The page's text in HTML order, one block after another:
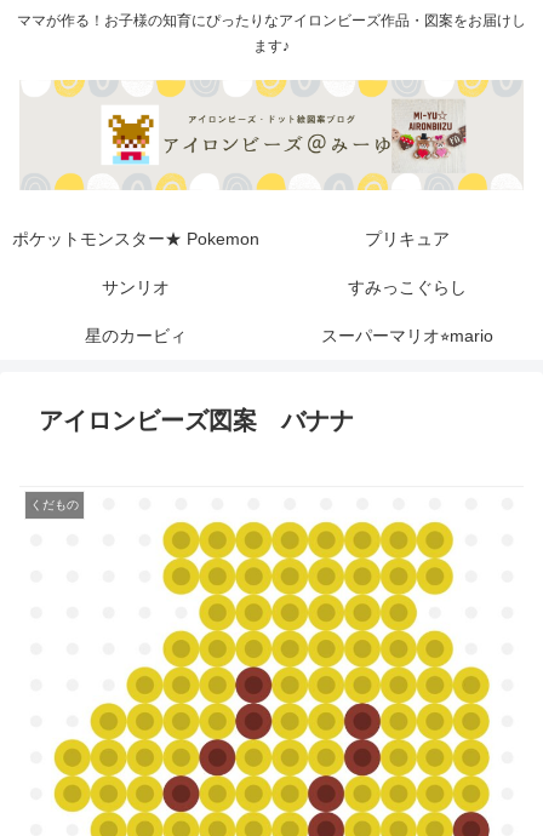
ママが作る！お子様の知育にぴったりなアイロンビーズ作品・図案をお届けし
ます♪
ポケットモンスター★ Pokemon プリキュア
サンリオ すみっこぐらし
星のカービィ スーパーマリオ⭐︎mario
アイロンビーズ図案 バナナ
くだもの